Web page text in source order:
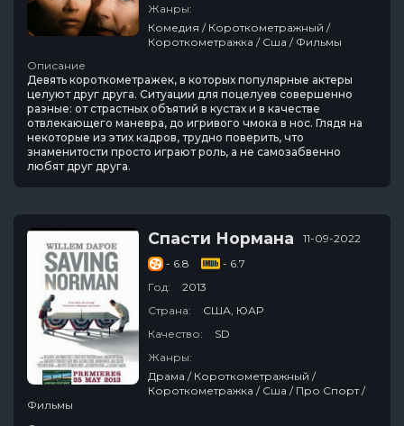
Жанры:
Комедия / Короткометражный /
Короткометражка / Сша / Фильмы
Описание
Девять короткометражек, в которых популярные актеры
целуют друг друга. Ситуации для поцелуев совершенно
разные: от страстных объятий в кустах и в качестве
отвлекающего маневра, до игривого чмока в нос. Глядя на
некоторые из этих кадров, трудно поверить, что
знаменитости просто играют роль, а не самозабвенно
любят друг друга.
Спасти Нормана
11-09-2022
- 6.8
- 6.7
Год:
2013
Страна:
США, ЮАР
Качество:
SD
Жанры:
Драма / Короткометражный /
Короткометражка / Сша / Про Спорт /
Фильмы